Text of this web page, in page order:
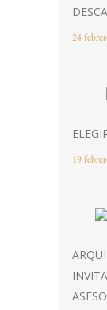
24
19